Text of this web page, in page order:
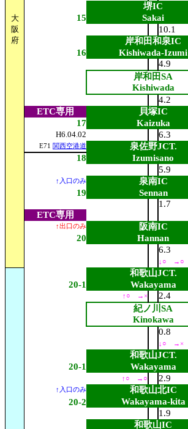
大
阪
府
堺IC
15
Sakai
10.1
岸和田和泉IC
16 Kishiwada-Izumi
4.9
岸和田SA
Kishiwada
4.2
ETC専用
貝塚IC
17
Kaizuka
H6.04.02 6.3
E71 関西空港道 泉佐野JCT.
18
Izumisano
5.9
↑入口のみ 泉南IC
19
Sennan
1.7
ETC専用
↑出口のみ 阪南IC
20
Hannan
6.3
↓○ →○
和歌山JCT.
20-1 Wakayama
↑○ → ×
2.4
紀ノ川SA
Kinokawa
0.8
↓○ →×
和歌山JCT.
20-1 Wakayama
↑○ →○
2.9
↑入口のみ 和歌山北IC
20-2
Wakayama-kita
1.9
和歌山IC